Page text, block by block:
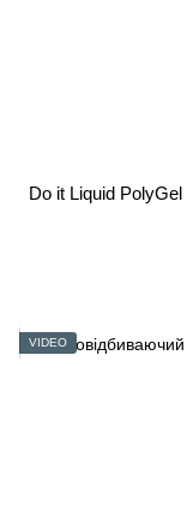
Do it Liquid
VIDEO